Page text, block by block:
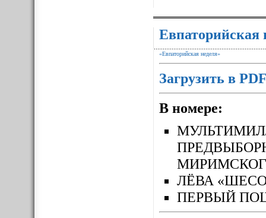
Евпаторийская
«Евпаторийская неделя»
Загрузить в
В номере:
ЛЁВА
ПЕРВЫЙ